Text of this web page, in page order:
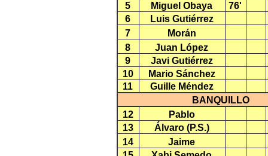
5
Miguel Obaya
76'
6
Luis Gutiérrez
7
Morán
8
Juan López
9
Javi Gutiérrez
10
Mario Sánchez
11
Guille Méndez
BANQUILLO
12
Pablo
13
Álvaro (P.S.)
14
Jaime